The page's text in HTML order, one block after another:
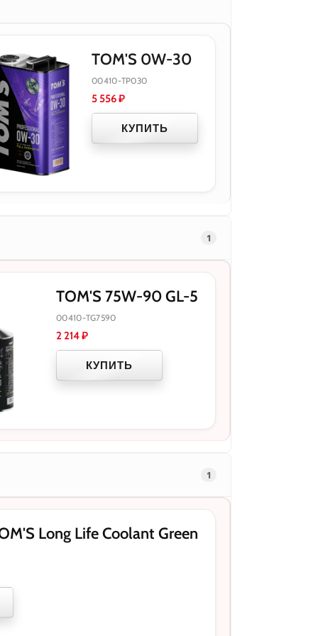
TOM'S 0W-30
00410-TP030
5 556₽
КУПИТЬ
1
TOM'S 75W-90 GL-5
00410-TG7590
2 214₽
КУПИТЬ
1
Long Life Coolant Green